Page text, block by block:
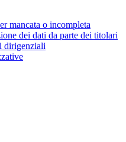
mancata o incompleta
dei dati da parte dei titolari
dirigenziali